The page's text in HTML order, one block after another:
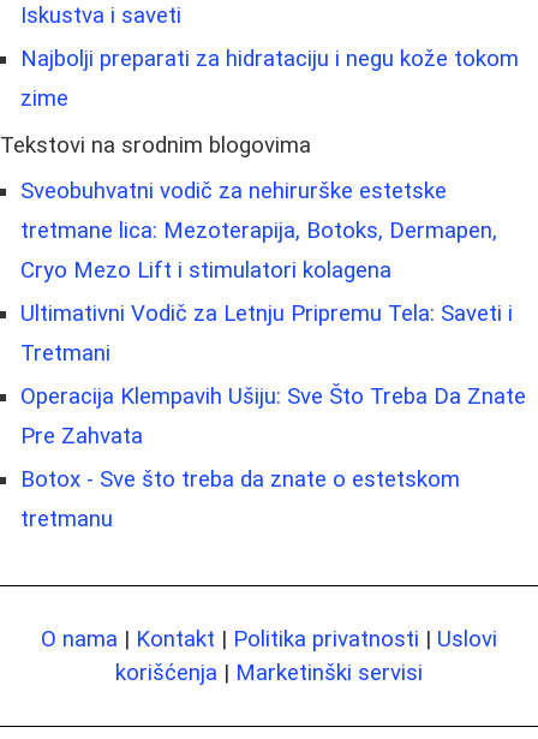
Iskustva i saveti
Najbolji preparati za hidrataciju i negu kože tokom
zime
Tekstovi na srodnim blogovima
Sveobuhvatni vodič za nehirurške estetske
tretmane lica: Mezoterapija, Botoks, Dermapen,
Cryo Mezo Lift i stimulatori kolagena
Ultimativni Vodič za Letnju Pripremu Tela: Saveti i
Tretmani
Operacija Klempavih Ušiju: Sve Što Treba Da Znate
Pre Zahvata
Botox - Sve što treba da znate o estetskom
tretmanu
O nama | Kontakt | Politika privatnosti | Uslovi
korišćenja | Marketinški servisi